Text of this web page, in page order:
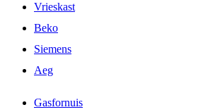
Vrieskast
Beko
Siemens
Aeg
Gasfornuis